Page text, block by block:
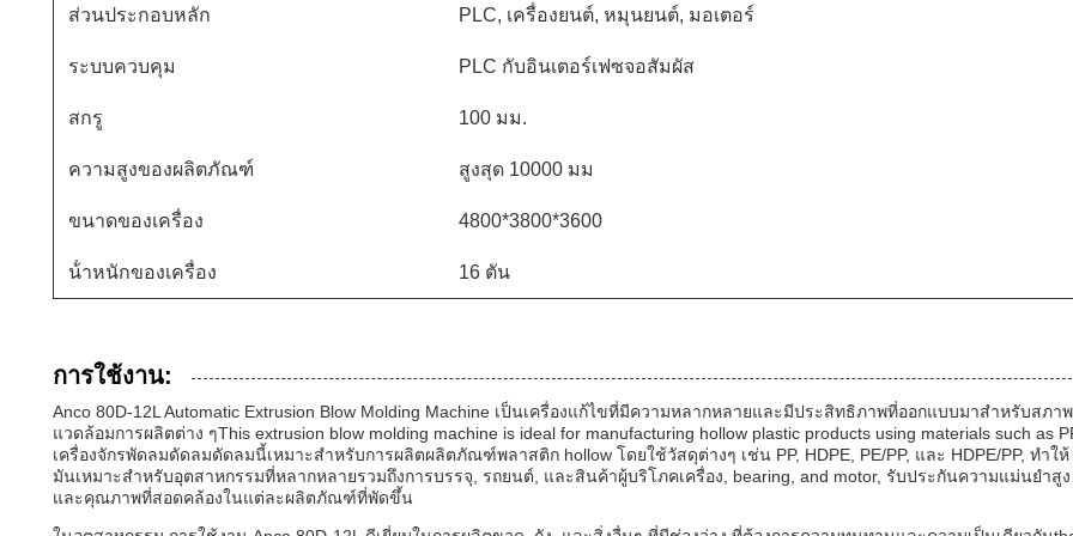
ส่วนประกอบหลัก PLC, เครื่องยนต์, หมุนยนต์, มอเตอร์
ระบบควบคุม PLC กับอินเตอร์เฟซจอสัมผัส
สกรู 100 มม.
ความสูงของผลิตภัณฑ์ สูงสุด 10000 มม
ขนาดของเครื่อง 4800*3800*3600
น้ําหนักของเครื่อง 16 ตัน
การใช้งาน:
Anco 80D-12L Automatic Extrusion Blow Molding Machine เป็นเครื่องแก้ไขที่มีความหลากหลายและมีประสิทธิภาพที่ออกแบบมาสําหรับสภาพ
แวดล้อมการผลิตต่าง ๆThis extrusion blow molding machine is ideal for manufacturing hollow plastic products using materials such as
เครื่องจักรพัดลมดัดลมดัดลมนี้เหมาะสําหรับการผลิตผลิตภัณฑ์พลาสติก hollow โดยใช้วัสดุต่างๆ เช่น PP, HDPE, PE/PP, และ HDPE/PP, ทําให้
มันเหมาะสําหรับอุตสาหกรรมที่หลากหลายรวมถึงการบรรจุ, รถยนต์, และสินค้าผู้บริโภคเครื่อง, bearing, and motor, รับประกันความแม่นยําสูง
และคุณภาพที่สอดคล้องในแต่ละผลิตภัณฑ์ที่พัดขึ้น